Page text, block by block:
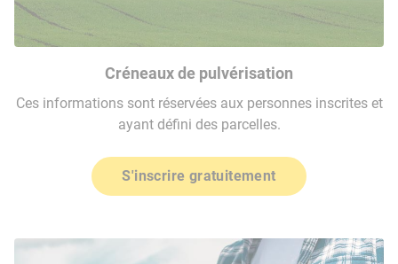
Créneaux de pulvérisation
Ces informations sont réservées aux personnes inscrites et
ayant défini des parcelles.
S'inscrire gratuitement